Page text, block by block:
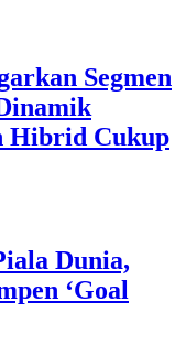
Segmen
Hibrid Cukup
Dunia,
‘Goal